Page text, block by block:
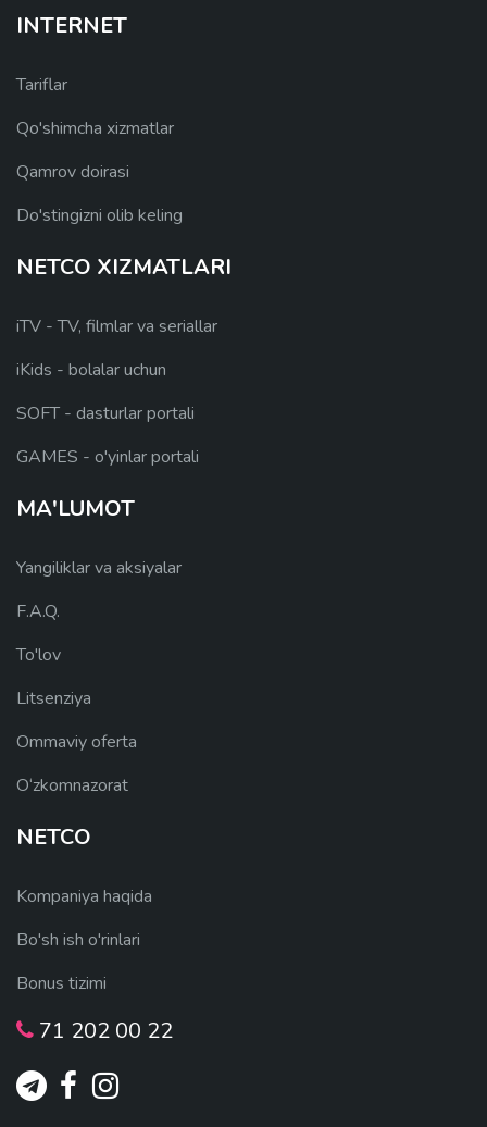
INTERNET
Tariflar
Qo'shimcha xizmatlar
Qamrov doirasi
Do'stingizni olib keling
NETCO XIZMATLARI
iTV - TV, filmlar va seriallar
iKids - bolalar uchun
SOFT - dasturlar portali
GAMES - o'yinlar portali
MA'LUMOT
Yangiliklar va aksiyalar
F.A.Q.
To'lov
Litsenziya
Ommaviy oferta
O‘zkomnazorat
NETCO
Kompaniya haqida
Bo'sh ish o'rinlari
Bonus tizimi
71 202 00 22